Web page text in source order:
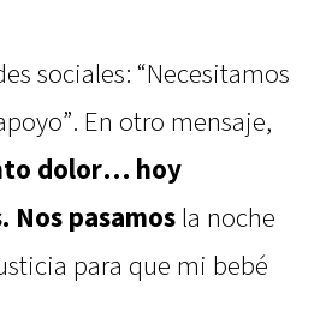
sociales: “Necesitamos
En otro mensaje,
dolor… hoy
Nos pasamosla noche
para que mi bebé